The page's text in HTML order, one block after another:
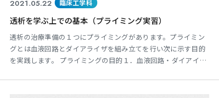
2021.05.22 臨床工学科
透析を学ぶ上での基本（プライミング実習）
透析の治療準備の１つにプライミングがあります。プライミン
グとは血液回路とダイアライザを組み立てを行い次に示す目的
を実践します。 プライミングの目的１．血液回路・ダイアイラ
こと２．回路・ダイアラザ内の微粒物質の洗浄３．接続部の正